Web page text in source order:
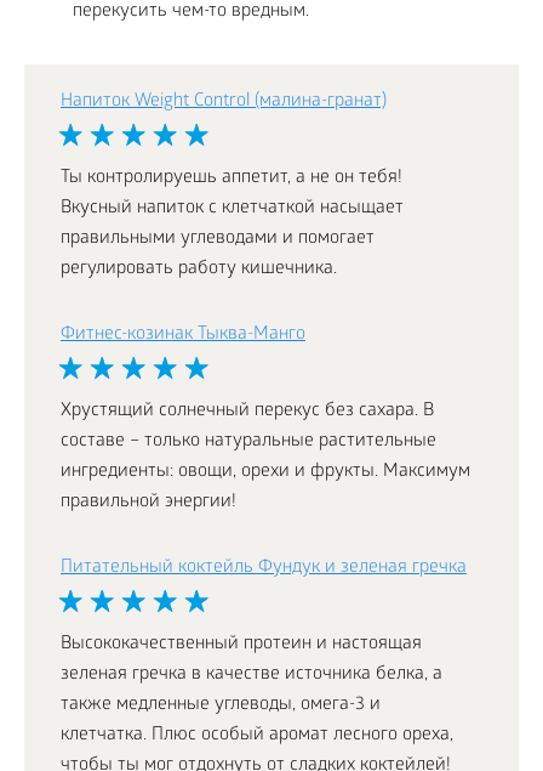
перекусить чем-то вредным.
Напиток Weight Control (малина-гранат)
Ты контролируешь аппетит, а не он тебя!
Вкусный напиток с клетчаткой насыщает
правильными углеводами и помогает
регулировать работу кишечника.
Фитнес-козинак Тыква-Манго
Хрустящий солнечный перекус без сахара. В
составе – только натуральные растительные
ингредиенты: овощи, орехи и фрукты. Максимум
правильной энергии!
Питательный коктейль Фундук и зеленая гречка
Высококачественный протеин и настоящая
зеленая гречка в качестве источника белка, а
также медленные углеводы, омега-3 и
клетчатка. Плюс особый аромат лесного ореха,
чтобы ты мог отдохнуть от сладких коктейлей!